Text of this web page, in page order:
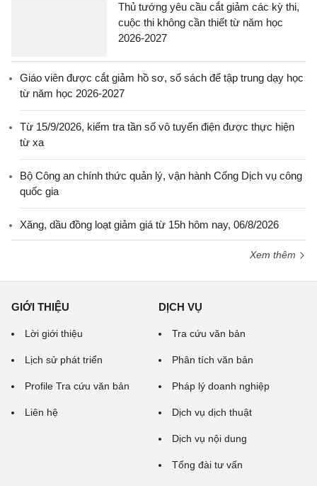
Thủ tướng yêu cầu cắt giảm các kỳ thi,
cuộc thi không cần thiết từ năm học
2026-2027
Giáo viên được cắt giảm hồ sơ, sổ sách để tập trung dạy học
từ năm học 2026-2027
Từ 15/9/2026, kiểm tra tần số vô tuyến điện được thực hiện
từ xa
Bộ Công an chính thức quản lý, vận hành Cổng Dịch vụ công
quốc gia
Xăng, dầu đồng loạt giảm giá từ 15h hôm nay, 06/8/2026
Xem thêm
GIỚI THIỆU
Lời giới thiệu
Lịch sử phát triển
Profile Tra cứu văn bản
Liên hệ
DỊCH VỤ
Tra cứu văn bản
Phân tích văn bản
Pháp lý doanh nghiệp
Dịch vụ dịch thuật
Dịch vụ nội dung
Tổng đài tư vấn